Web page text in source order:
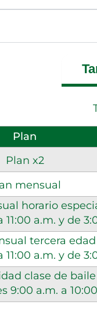
Plan
Plan x2
mensual
horario
a.m. y de
tercera edad
a.m. y de
clase de baile
9:00 a.m. a